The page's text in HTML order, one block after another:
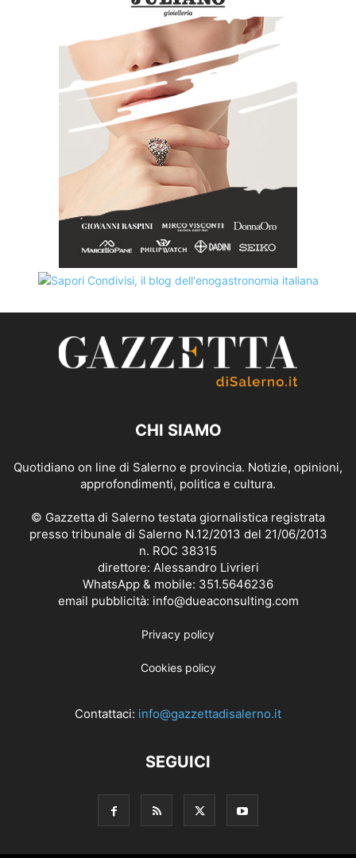
CHI SIAMO
Quotidiano on line di Salerno e provincia. Notizie, opinioni,
approfondimenti, politica e cultura.
© Gazzetta di Salerno testata giornalistica registrata
presso tribunale di Salerno N.12/2013 del 21/06/2013
n. ROC 38315
direttore: Alessandro Livrieri
WhatsApp & mobile: 351.5646236
email pubblicità: info@dueaconsulting.com
Privacy policy
Cookies policy
Contattaci: info@gazzettadisalerno.it
SEGUICI